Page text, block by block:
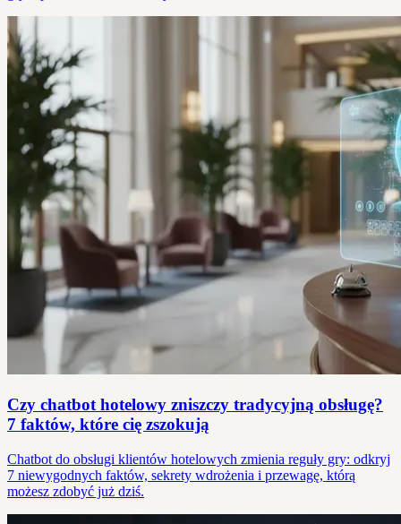
Czy chatbot hotelowy zniszczy tradycyjną obsługę?
7 faktów, które cię zszokują
Chatbot do obsługi klientów hotelowych zmienia reguły gry: odkryj
7 niewygodnych faktów, sekrety wdrożenia i przewagę, którą
możesz zdobyć już dziś.